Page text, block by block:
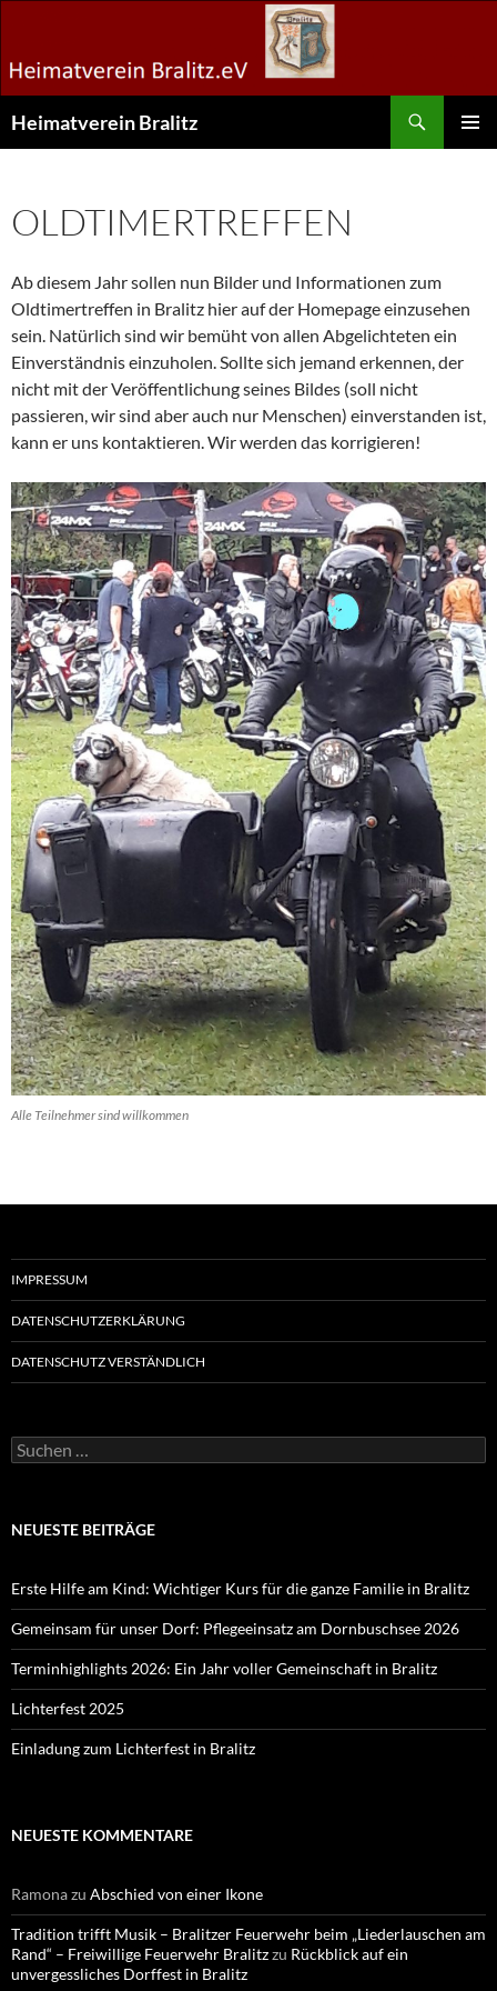
springen
Heimatverein Bralitz
OLDTIMERTREFFEN
Ab diesem Jahr sollen nun Bilder und Informationen zum
Oldtimertreffen in Bralitz hier auf der Homepage einzusehen
sein. Natürlich sind wir bemüht von allen Abgelichteten ein
Einverständnis einzuholen. Sollte sich jemand erkennen, der
nicht mit der Veröffentlichung seines Bildes (soll nicht
passieren, wir sind aber auch nur Menschen) einverstanden ist,
kann er uns kontaktieren. Wir werden das korrigieren!
Alle Teilnehmer sind willkommen
IMPRESSUM
DATENSCHUTZERKLÄRUNG
DATENSCHUTZ VERSTÄNDLICH
Suchen
nach:
NEUESTE BEITRÄGE
Erste Hilfe am Kind: Wichtiger Kurs für die ganze Familie in Bralitz
Gemeinsam für unser Dorf: Pflegeeinsatz am Dornbuschsee 2026
Terminhighlights 2026: Ein Jahr voller Gemeinschaft in Bralitz
Lichterfest 2025
Einladung zum Lichterfest in Bralitz
NEUESTE KOMMENTARE
Ramonazu Abschied von einer Ikone
Tradition trifft Musik – Bralitzer Feuerwehr beim „Liederlauschen am
Rand“ – Freiwillige Feuerwehr Bralitzzu Rückblick auf ein
unvergessliches Dorffest in Bralitz